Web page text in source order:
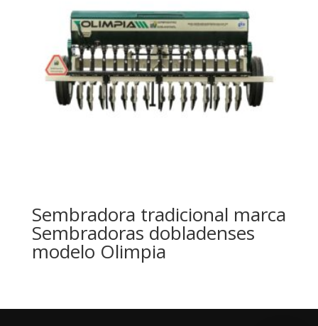
Sembradora tradicional marca
Sembradoras dobladenses
modelo Olimpia